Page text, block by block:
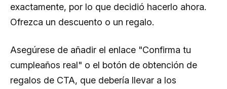
exactamente, por lo que decidió hacerlo ahora.
Ofrezca un descuento o un regalo.
Asegúrese de añadir el enlace "Confirma tu
cumpleaños real" o el botón de obtención de
regalos de CTA, que debería llevar a los